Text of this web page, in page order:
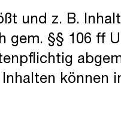
und z. B.
gem. §§ 106 ff
können